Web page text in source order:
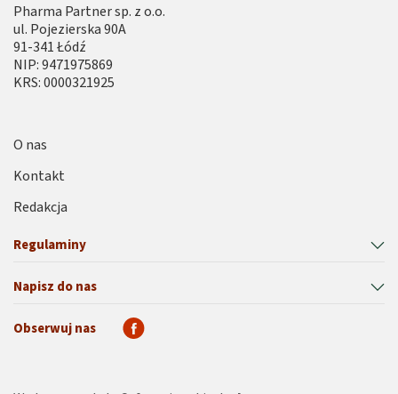
Pharma Partner sp. z o.o.
ul. Pojezierska 90A
91-341 Łódź
NIP: 9471975869
KRS: 0000321925
Regulaminy
Napisz do nas
O nas
Kontakt
Redakcja
Obserwuj nas